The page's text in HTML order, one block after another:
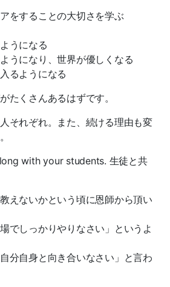
をすることの大切さを学ぶ
うになる
うになり、世界が優しくなる
るようになる
たくさんあるはずです。
それぞれ。また、続ける理由も変
with your students. 生徒と共
えないかという頃に恩師から頂い
でしっかりやりなさい」というよ
分自身と向き合いなさい」と言わ